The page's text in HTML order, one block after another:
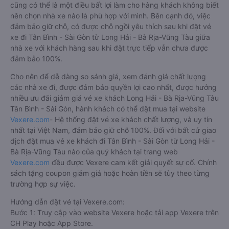
cũng có thể là một điều bất lợi làm cho hàng khách không biết
nên chọn nhà xe nào là phù hợp với mình. Bên cạnh đó, việc
đảm bảo giữ chỗ, có được chỗ ngồi yêu thích sau khi đặt vé
xe đi Tân Bình - Sài Gòn từ Long Hải - Bà Rịa-Vũng Tàu giữa
nhà xe với khách hàng sau khi đặt trực tiếp vẫn chưa được
đảm bảo 100%.
Cho nên để dễ dàng so sánh giá, xem đánh giá chất lượng
các nhà xe đi, được đảm bảo quyền lợi cao nhất, được hưởng
nhiều ưu đãi giảm giá vé xe khách Long Hải - Bà Rịa-Vũng Tàu
Tân Bình - Sài Gòn, hành khách có thể đặt mua tại website
Vexere.com- Hệ thống đặt vé xe khách chất lượng, và uy tín
nhất tại Việt Nam, đảm bảo giữ chỗ 100%. Đối với bất cứ giao
dịch đặt mua vé xe khách đi Tân Bình - Sài Gòn từ Long Hải -
Bà Rịa-Vũng Tàu nào của quý khách tại trang web
Vexere.com đều được Vexere cam kết giải quyết sự cố. Chính
sách tặng coupon giảm giá hoặc hoàn tiền sẽ tùy theo từng
trường hợp sự việc.
Hướng dẫn đặt vé tại Vexere.com:
Bước 1: Truy cập vào website Vexere hoặc tải app Vexere trên
CH Play hoặc App Store.